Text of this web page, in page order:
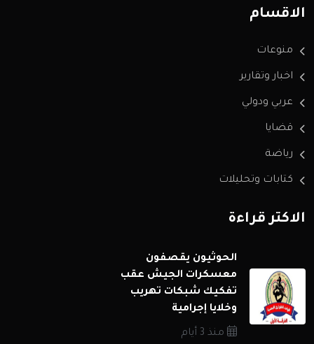
الاقسام
منوعات
اخبار وتقارير
عربي ودولي
قضايا
رياضة
كتابات وتحليلات
الاكثر قراءة
الحوثيون يقصفون
معسكرات الجيش عقب
تفكيك شبكات تهريب
وخلايا إجرامية
منذ 3 أيام